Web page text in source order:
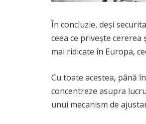
În concluzie, deși
ceea ce privește
mai ridicate în Europa,
Cu toate acestea, până
concentreze asupra
unui mecanism de